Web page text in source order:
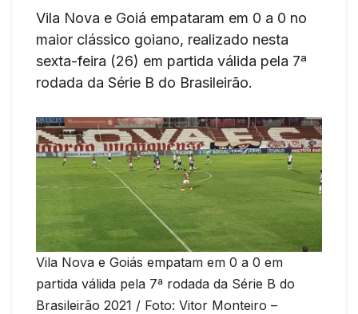
Vila Nova e Goiá empataram em 0 a 0 no
maior clássico goiano, realizado nesta
sexta-feira (26) em partida válida pela 7ª
rodada da Série B do Brasileirão.
Vila Nova e Goiás empatam em 0 a 0 em
partida válida pela 7ª rodada da Série B do
Brasileirão 2021 / Foto: Vitor Monteiro –